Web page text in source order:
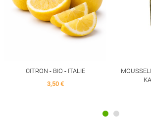
MOUSSELINE DE BROCOLI 350G